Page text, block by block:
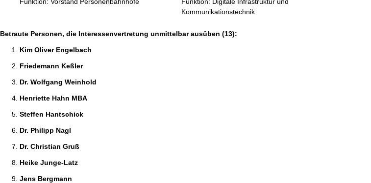
Kommunikationstechnik
Betraute Personen, die Interessenvertretung unmittelbar ausüben (13):
Kim Oliver Engelbach
Friedemann Keßler
Dr. Wolfgang Weinhold
Henriette Hahn MBA
Steffen Hantschick
Dr. Philipp Nagl
Dr. Christian Gruß
Heike Junge-Latz
Jens Bergmann